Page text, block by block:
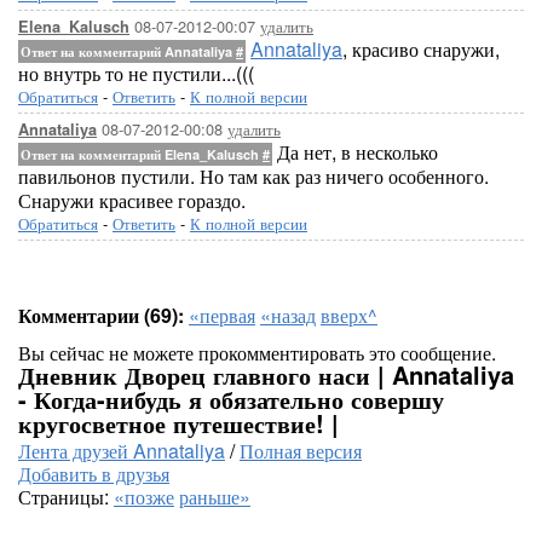
Elena_Kalusch 08-07-2012-00:07 удалить
Ответ на комментарий Annataliya # Annataliya, красиво снаружи,
но внутрь то не пустили...(((
Обратиться - Ответить - К полной версии
Annataliya 08-07-2012-00:08 удалить
Ответ на комментарий Elena_Kalusch # Да нет, в несколько
павильонов пустили. Но там как раз ничего особенного.
Снаружи красивее гораздо.
Обратиться - Ответить - К полной версии
Комментарии (69): «первая «назадвверх^
Вы сейчас не можете прокомментировать это сообщение.
Дневник Дворец главного наси | Annataliya
- Когда-нибудь я обязательно совершу
кругосветное путешествие! |
Лента друзей Annataliya/Полная версия
Добавить в друзья
Страницы: «позжераньше»